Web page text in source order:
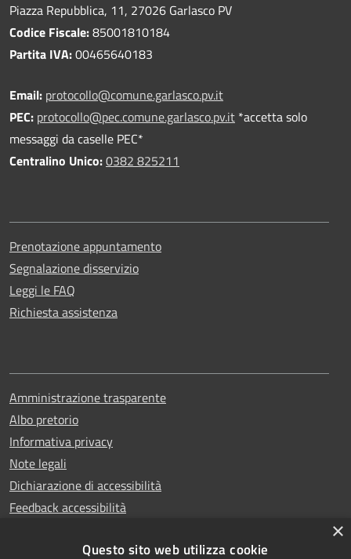
Piazza Repubblica, 11, 27026 Garlasco PV
Codice Fiscale:85001810184
Partita IVA:00465640183
Email: protocollo@comune.garlasco.pv.it
PEC: protocollo@pec.comune.garlasco.pv.it *accetta solo
messaggi da caselle PEC*
Centralino Unico:0382 825211
Prenotazione appuntamento
Segnalazione disservizio
Leggi le FAQ
Richiesta assistenza
Amministrazione trasparente
Albo pretorio
Informativa privacy
Note legali
Dichiarazione di accessibilità
Feedback accessibilità
×
Questo sito web utilizza cookie